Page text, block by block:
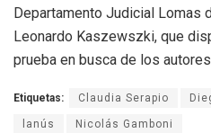
Departamento Judicial Lomas
Leonardo Kaszewszki, que
prueba en busca de los
Etiquetas: Claudia Serapio
lanús Nicolás Gamboni